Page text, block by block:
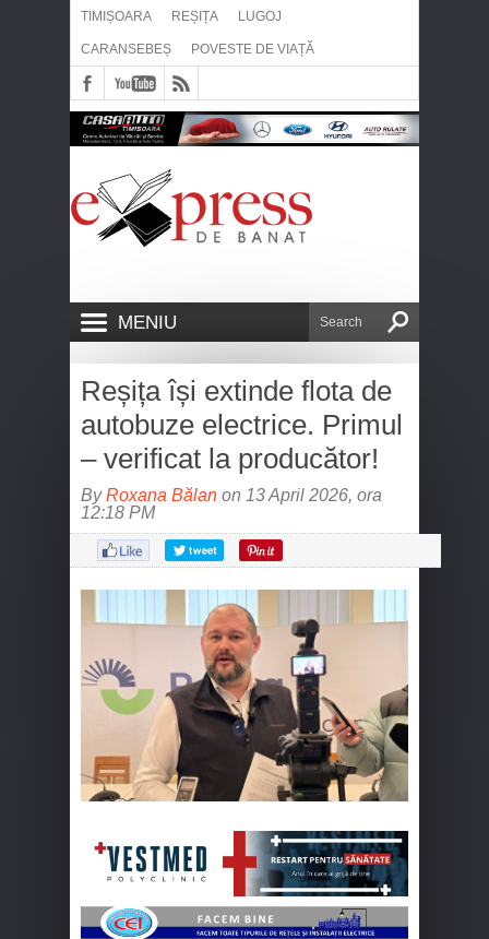
TIMIȘOARA REȘIȚA LUGOJ
CARANSEBEȘ POVESTE DE VIAȚĂ
MENIU
Reșița își extinde flota de
autobuze electrice. Primul
– verificat la producător!
ByRoxana Bălan on 13 April 2026, ora
12:18 PM